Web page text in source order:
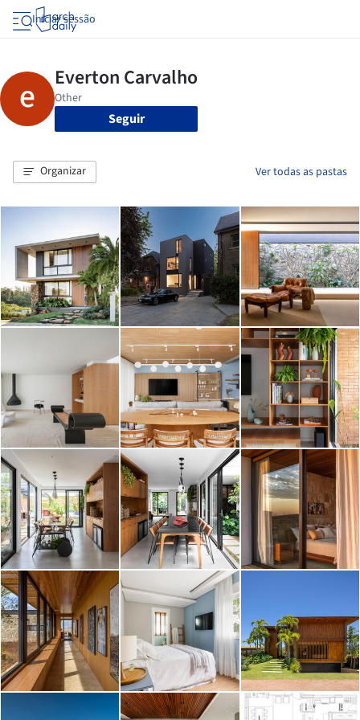
Iniciar sessão
Seguir
Organizar Ver todas as pastas